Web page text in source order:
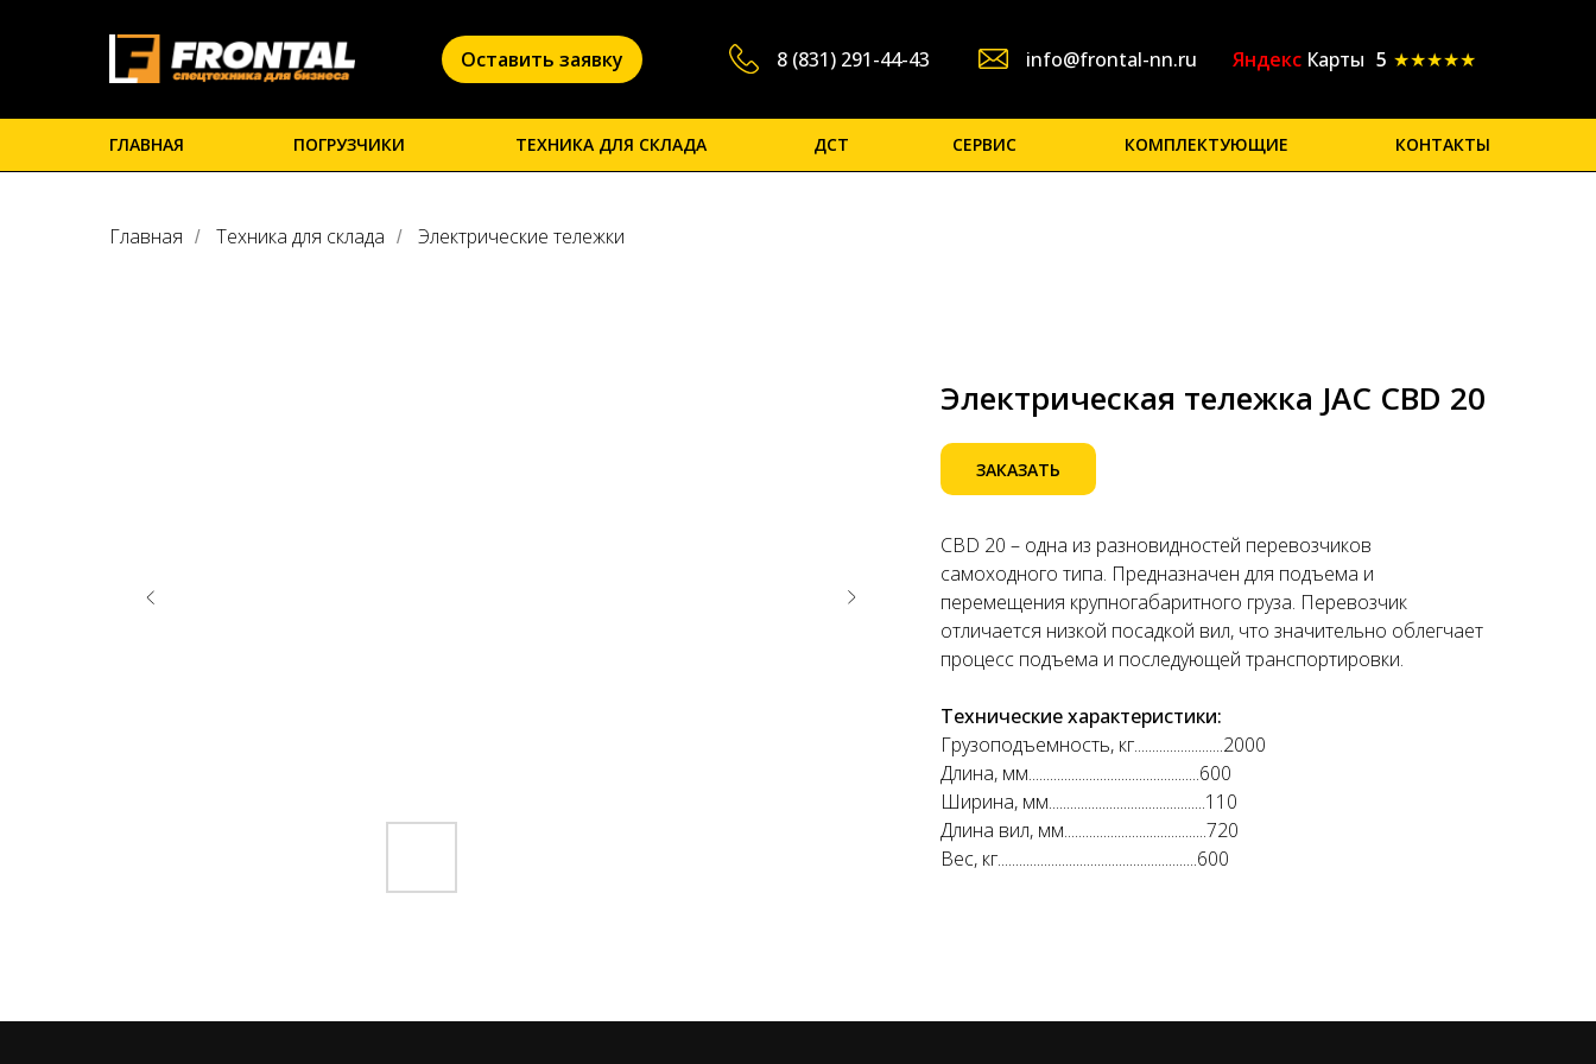
info@frontal-nn.ru
8 (831) 291-44-43
Оставить заявку Яндекс Карты 5 ★★★★★
ПОГРУЗЧИКИ
ГЛАВНАЯ ТЕХНИКА ДЛЯ СКЛАДА СЕРВИС КОМПЛЕКТУЮЩИЕ КОНТАКТЫ
ДСТ
Главная / Техника для склада / Электрические тележки
Электрическая тележка JAC CBD 20
ЗАКАЗАТЬ
CBD 20 – одна из разновидностей перевозчиков
самоходного типа. Предназначен для подъема и
перемещения крупногабаритного груза. Перевозчик
отличается низкой посадкой вил, что значительно облегчает
процесс подъема и последующей транспортировки.
Технические характеристики:
Грузоподъемность, кг.........................2000
Длина, мм................................................600
Ширина, мм............................................110
Длина вил, мм........................................720
Вес, кг........................................................600